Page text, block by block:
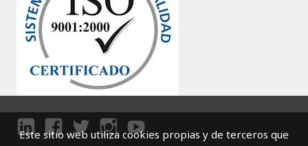
Este sitio web utiliza cookies propias y de terceros que